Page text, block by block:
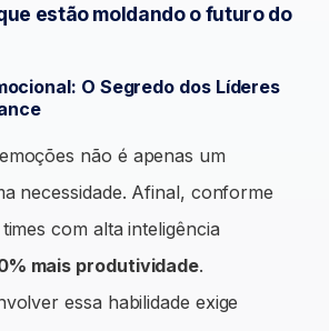
estão moldando o futuro do
O Segredo dos Líderes
não é apenas um
necessidade. Afinal, conforme
com alta inteligência
mais produtividade.
essa habilidade exige